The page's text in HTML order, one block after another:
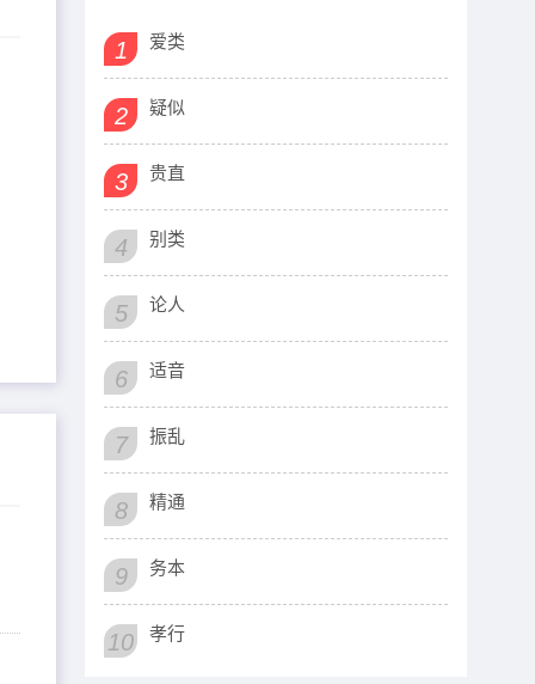
1 爱类
2 疑似
3 贵直
4 别类
5 论人
6 适音
7 振乱
8 精通
9 务本
10 孝行